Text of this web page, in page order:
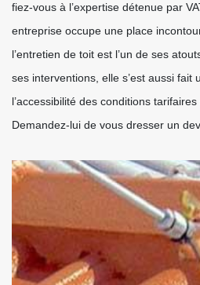
fiez-vous à l’expertise détenue par
entreprise occupe une place
l’entretien de toit est l’un de ses
ses interventions, elle s’est aussi fait
l’accessibilité des conditions tarifaires
Demandez-lui de vous dresser un